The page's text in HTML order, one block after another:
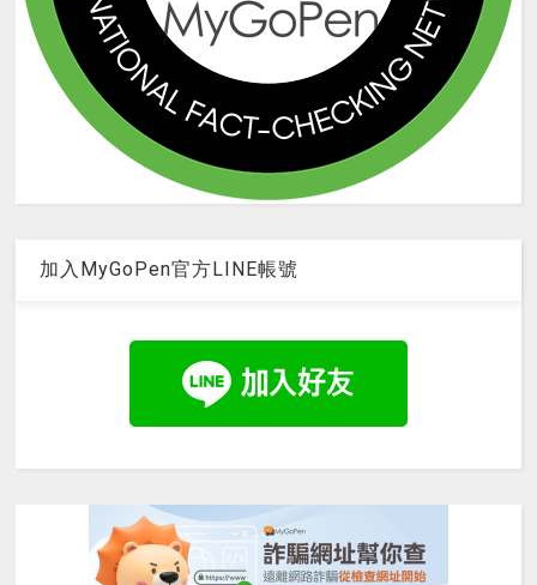
加入MyGoPen官方LINE帳號